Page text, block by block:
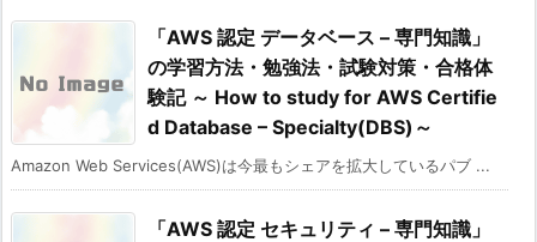
「AWS 認定 データベース – 専門知識」
の学習方法・勉強法・試験対策・合格体
験記 ～ How to study for AWS Certifie
d Database – Specialty(DBS)～
Amazon Web Services(AWS)は今最もシェアを拡大しているパブ ...
「AWS 認定 セキュリティ – 専門知識」